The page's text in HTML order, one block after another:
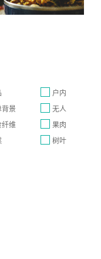
户内
背景
无人
纤维
果肉
树叶